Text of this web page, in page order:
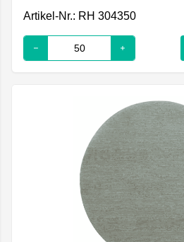
Artikel-Nr.: RH 304350